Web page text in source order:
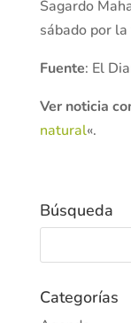
Sagardo
sábado por
Fuente: El
Ver noticia
natural«.
Búsqueda
Categorías